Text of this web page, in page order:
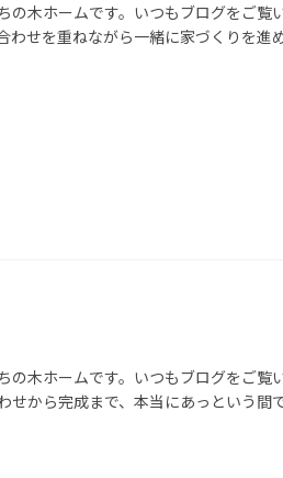
の木ホームです。いつもブログをご
わせを重ねながら一緒に家づくりを
の木ホームです。いつもブログをご
せから完成まで、本当にあっという